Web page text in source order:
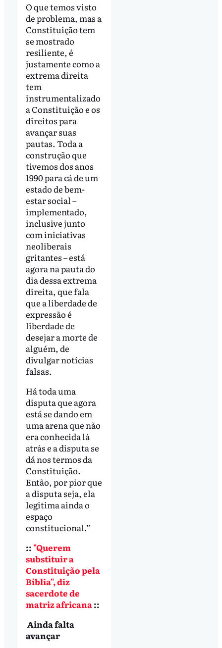
O que temos visto
de problema, mas a
Constituição tem
se mostrado
resiliente, é
justamente como a
extrema direita
tem
instrumentalizado
a Constituição e os
direitos para
avançar suas
pautas. Toda a
construção que
tivemos dos anos
1990 para cá de um
estado de bem-
estar social –
implementado,
inclusive junto
com iniciativas
neoliberais
gritantes – está
agora na pauta do
dia dessa extrema
direita, que fala
que a liberdade de
expressão é
liberdade de
desejar a morte de
alguém, de
divulgar notícias
falsas.
Há toda uma
disputa que agora
está se dando em
uma arena que não
era conhecida lá
atrás e a disputa se
dá nos termos da
Constituição.
Então, por pior que
a disputa seja, ela
legitima ainda o
espaço
constitucional.”
:: "Querem
substituir a
Constituição pela
Bíblia", diz
sacerdote de
matriz africana::
Ainda falta
avançar